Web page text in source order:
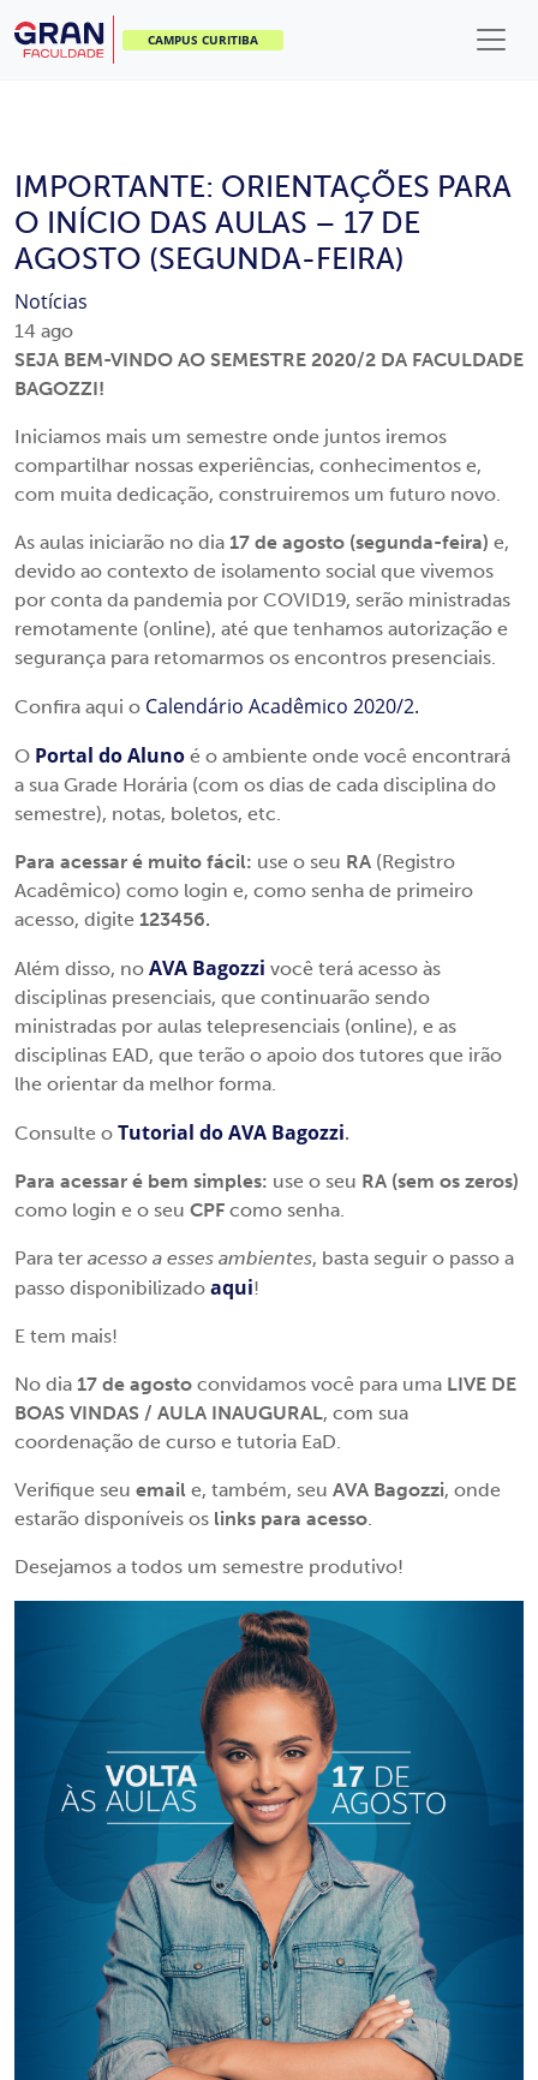
CAMPUS CURITIBA
IMPORTANTE: ORIENTAÇÕES PARA
O INÍCIO DAS AULAS – 17 DE
AGOSTO (SEGUNDA-FEIRA)
Notícias
14 ago
SEJA BEM-VINDO AO SEMESTRE 2020/2 DA FACULDADE
BAGOZZI!
Iniciamos mais um semestre onde juntos iremos
compartilhar nossas experiências, conhecimentos e,
com muita dedicação, construiremos um futuro novo.
As aulas iniciarão no dia 17 de agosto (segunda-feira) e,
devido ao contexto de isolamento social que vivemos
por conta da pandemia por COVID19, serão ministradas
remotamente (online), até que tenhamos autorização e
segurança para retomarmos os encontros presenciais.
Confira aqui o Calendário Acadêmico 2020/2.
O Portal do Aluno é o ambiente onde você encontrará
a sua Grade Horária (com os dias de cada disciplina do
semestre), notas, boletos, etc.
Para acessar é muito fácil: use o seu RA (Registro
Acadêmico) como login e, como senha de primeiro
acesso, digite 123456.
Além disso, no AVA Bagozzi você terá acesso às
disciplinas presenciais, que continuarão sendo
ministradas por aulas telepresenciais (online), e as
disciplinas EAD, que terão o apoio dos tutores que irão
lhe orientar da melhor forma.
Consulte o Tutorial do AVA Bagozzi.
Para acessar é bem simples: use o seu RA (sem os zeros)
como login e o seu CPF como senha.
Para ter acesso a esses ambientes, basta seguir o passo a
passo disponibilizado aqui!
E tem mais!
No dia 17 de agosto convidamos você para uma LIVE DE
BOAS VINDAS / AULA INAUGURAL, com sua
coordenação de curso e tutoria EaD.
Verifique seu email e, também, seu AVA Bagozzi, onde
estarão disponíveis os links para acesso.
Desejamos a todos um semestre produtivo!